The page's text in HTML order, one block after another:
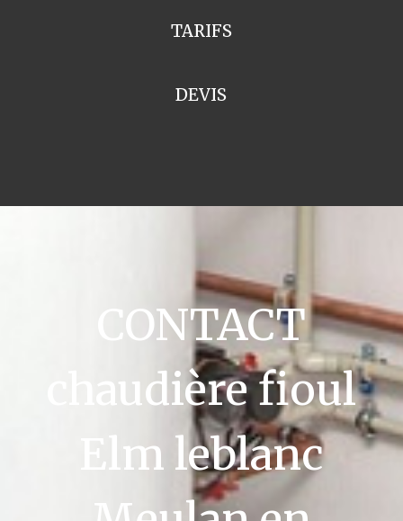
TARIFS
DEVIS
CONTACT
chaudière fioul
Elm leblanc